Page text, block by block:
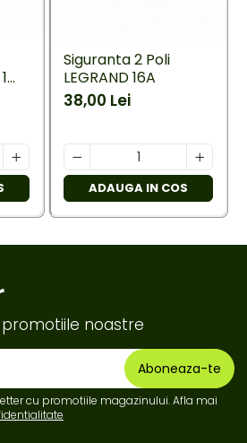
Siguranta 2 Poli
LEGRAND 16A
38,00 Lei
ADAUGA IN COS
noastre
cu promotiile magazinului. Afla mai